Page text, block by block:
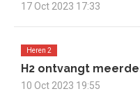
17 Oct 2023 17:33
Heren 2
H2 ontvangt
10 Oct 2023 19:55